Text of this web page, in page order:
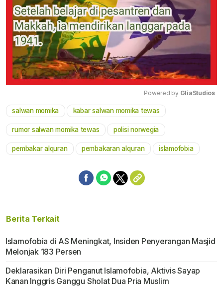
Powered by GliaStudios
salwan momika kabar salwan momika tewas
rumor salwan momika tewas polisi norwegia
pembakar alquran pembakaran alquran islamofobia
Berita Terkait
Islamofobia di AS Meningkat, Insiden Penyerangan Masjid
Melonjak 183 Persen
Deklarasikan Diri Penganut Islamofobia, Aktivis Sayap
Kanan Inggris Ganggu Sholat Dua Pria Muslim